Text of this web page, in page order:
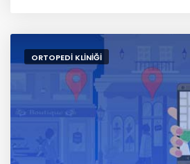
ORTOPEDI KLINIĞI